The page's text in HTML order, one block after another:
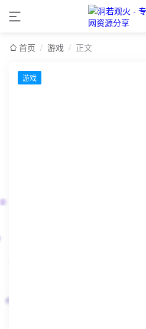
首页 / 游戏 / 正文
游戏